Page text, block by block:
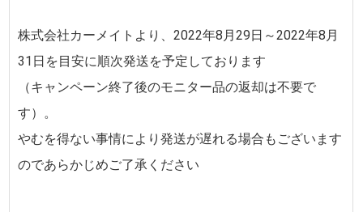
株式会社カーメイトより、2022年8月29日～2022年8月
31日 を目安に順次発送を予定しております
（キャンペーン終了後のモニター品の返却は不要で
す）。
やむを得ない事情により発送が遅れる場合もございます
のであらかじめご了承ください